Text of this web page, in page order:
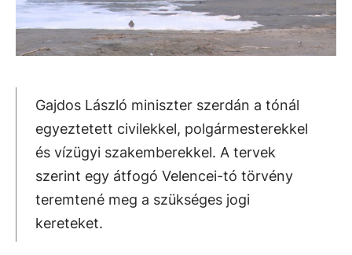
Gajdos László miniszter szerdán a tónál
egyeztetett civilekkel, polgármesterekkel
és vízügyi szakemberekkel. A tervek
szerint egy átfogó Velencei-tó törvény
teremtené meg a szükséges jogi
kereteket.